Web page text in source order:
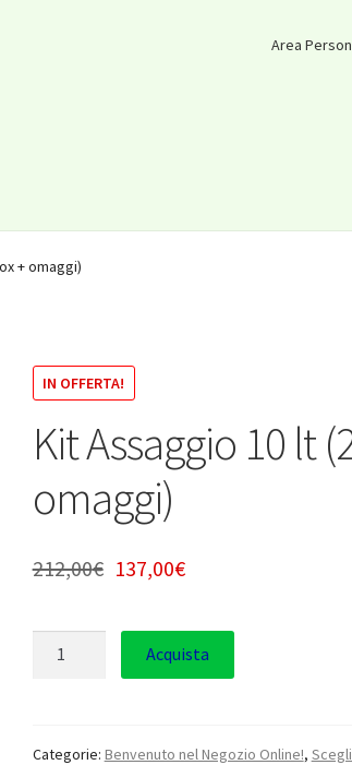
Area
+ omaggi)
IN OFFERTA!
Kit Assaggio 10 lt
omaggi)
212,00€ 137,00€
Quantità Acquista
Categorie: Benvenuto nel Negozio Online!,